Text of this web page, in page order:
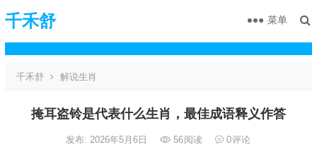
千禾舒 菜单
千禾舒 解说生肖
掩耳盗铃是代表什么生肖，最佳成语释义作答
发布: 2026年5月6日 56阅读 0评论